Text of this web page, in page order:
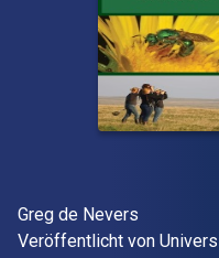
Autor(en)
Greg de Nevers
Verleger
Veröffentlicht von